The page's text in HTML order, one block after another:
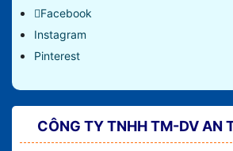
Facebook
Instagram
Pinterest
CÔNG TY TNHH TM-DV AN